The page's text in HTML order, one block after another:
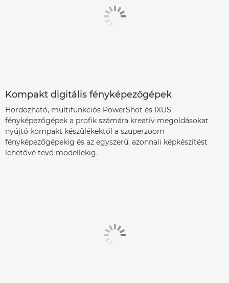
Kompakt digitális fényképezőgépek
Hordozható, multifunkciós PowerShot és IXUS
fényképezőgépek a profik számára kreatív megoldásokat
nyújtó kompakt készülékektől a szuperzoom
fényképezőgépekig és az egyszerű, azonnali képkészítést
lehetővé tevő modellekig.